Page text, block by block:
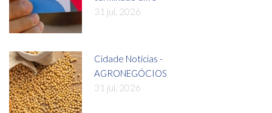
31 jul, 2026
Cidade Notícias -
AGRONEGÓCIOS
31 jul, 2026